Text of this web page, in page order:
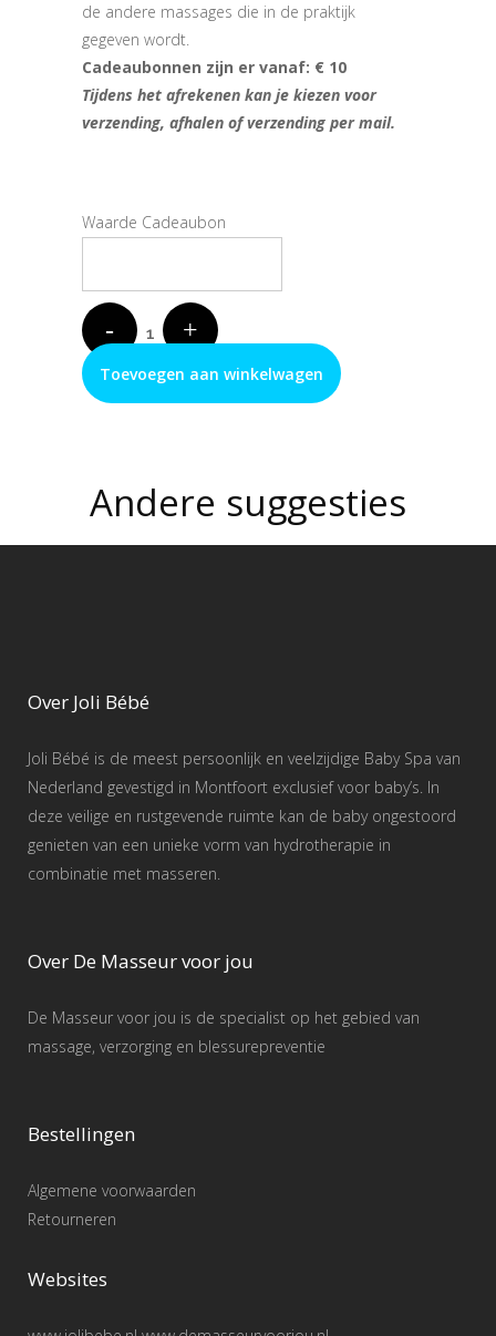
de andere massages die in de praktijk
gegeven wordt.
Cadeaubonnen zijn er vanaf: € 10
Tijdens het afrekenen kan je kiezen voor
verzending, afhalen of verzending per mail.
Waarde Cadeaubon
Toevoegen aan winkelwagen
Andere suggesties
Over Joli Bébé
Joli Bébé is de meest persoonlijk en veelzijdige Baby Spa van
Nederland gevestigd in Montfoort exclusief voor baby’s. In
deze veilige en rustgevende ruimte kan de baby ongestoord
genieten van een unieke vorm van hydrotherapie in
combinatie met masseren.
Over De Masseur voor jou
De Masseur voor jou is de specialist op het gebied van
massage, verzorging en blessurepreventie
Bestellingen
Algemene voorwaarden
Retourneren
Websites